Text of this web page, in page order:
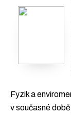
Fyzik a
v současné